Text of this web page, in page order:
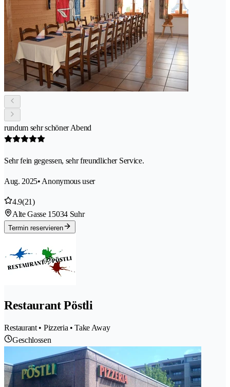
rundum sehr schöner Abend
Sehr fein gegessen, sehr freundlicher Service.
Aug. 2025• Anonymous user
4.9(21)
Alte Gasse 1 5034 Suhr
Termin reservieren
Restaurant Pöstli
Restaurant • Pizzeria • Take Away
Geschlossen